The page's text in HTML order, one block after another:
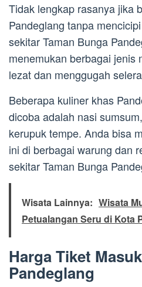
Tidak lengkap rasanya jika
Pandeglang tanpa
sekitar Taman Bunga
menemukan berbagai jenis
lezat dan menggugah
Beberapa kuliner khas
dicoba adalah nasi
kerupuk tempe. Anda bisa
ini di berbagai warung dan
sekitar Taman Bunga
Wisata Lainnya: Wisata
Petualangan Seru di Kota
Harga Tiket
Pandeglang